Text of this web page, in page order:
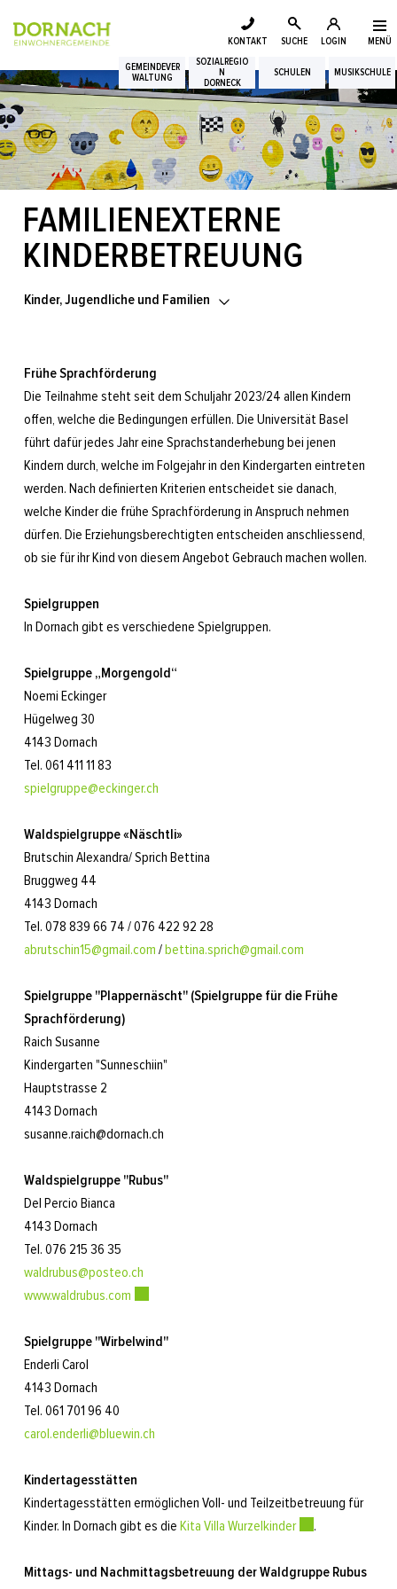
Kopfzeile
zur Startseite
Direkt zur Hauptnavigation
Direkt zum Inhalt
Direkt zur Suche
Direkt zum Stichwortverzeichnis
MENÜ
KONTAKT SUCHE LOGIN
GEMEINDEVER
WALTUNG
SOZIALREGIO
N
DORNECK
SCHULEN MUSIKSCHULE
Login
Suche
Inhalt
FAMILIENEXTERNE
KINDERBETREUUNG
Kinder, Jugendliche und Familien
Frühe Sprachförderung
Die Teilnahme steht seit dem Schuljahr 2023/24 allen Kindern
offen, welche die Bedingungen erfüllen. Die Universität Basel
führt dafür jedes Jahr eine Sprachstanderhebung bei jenen
Kindern durch, welche im Folgejahr in den Kindergarten eintreten
werden. Nach definierten Kriterien entscheidet sie danach,
welche Kinder die frühe Sprachförderung in Anspruch nehmen
dürfen. Die Erziehungsberechtigten entscheiden anschliessend,
ob sie für ihr Kind von diesem Angebot Gebrauch machen wollen.
Spielgruppen
In Dornach gibt es verschiedene Spielgruppen.
Spielgruppe „Morgengold“
Noemi Eckinger
Hügelweg 30
4143 Dornach
Tel. 061 411 11 83
spielgruppe@eckinger.ch
Waldspielgruppe «Näschtli»
Brutschin Alexandra/ Sprich Bettina
Bruggweg 44
4143 Dornach
Tel. 078 839 66 74 / 076 422 92 28
abrutschin15@gmail.com /bettina.sprich@gmail.com
Spielgruppe "Plappernäscht" (Spielgruppe für die Frühe
Sprachförderung)
Raich Susanne
Kindergarten "Sunneschiin"
Hauptstrasse 2
4143 Dornach
susanne.raich@dornach.ch
Waldspielgruppe "Rubus"
Del Percio Bianca
4143 Dornach
Tel. 076 215 36 35
waldrubus@posteo.ch
www.waldrubus.com
Spielgruppe "Wirbelwind"
Enderli Carol
4143 Dornach
Tel. 061 701 96 40
carol.enderli@bluewin.ch
Kindertagesstätten
Kindertagesstätten ermöglichen Voll- und Teilzeitbetreuung für
Kinder. In Dornach gibt es die Kita Villa WurzelkinderExterner Link wird
.
Mittags- und Nachmittagsbetreuung der Waldgruppe Rubus
Zugehörige Objekte